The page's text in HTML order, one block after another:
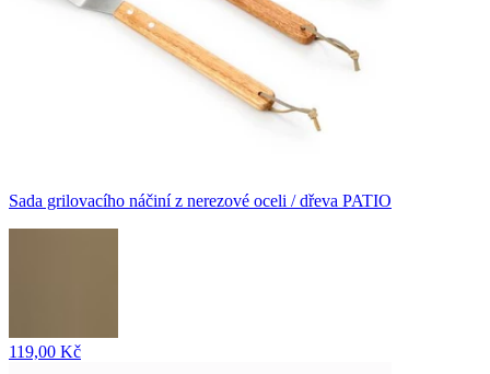
Sada grilovacího náčiní z nerezové oceli / dřeva PATIO
119,00 Kč